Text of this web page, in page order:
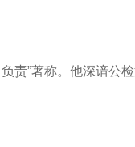
责”著称。他深谙公